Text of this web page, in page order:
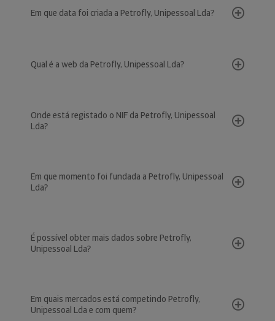
Em que data foi criada a Petrofly, Unipessoal Lda?
Qual é a web da Petrofly, Unipessoal Lda?
Onde está registado o NIF da Petrofly, Unipessoal
Lda?
Em que momento foi fundada a Petrofly, Unipessoal
Lda?
É possível obter mais dados sobre Petrofly,
Unipessoal Lda?
Em quais mercados está competindo Petrofly,
Unipessoal Lda e com quem?